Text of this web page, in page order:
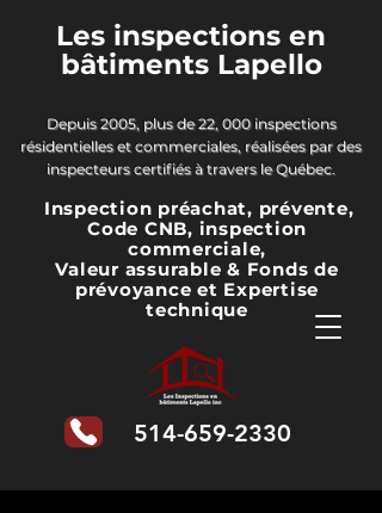
Les inspections en
bâtiments Lapello
Depuis 2005, plus de 22, 000 inspections
résidentielles et commerciales, réalisées par des
inspecteurs certifiés à travers le Québec.
Inspection préachat, prévente,
Code CNB, inspection
commerciale,
Valeur assurable & Fonds de
prévoyanceet Expertise
technique
514-659-2330